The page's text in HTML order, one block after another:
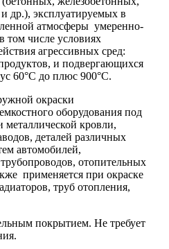
др.), эксплуатируемых в
атмосферы умеренно-
том числе условиях
агрессивных сред:
и подвергающихся
60°С до плюс 900°С.
окраски
оборудования под
кровли,
деталей различных
автомобилей,
отопительных
применяется при окраске
труб отопления,
покрытием. Не требует